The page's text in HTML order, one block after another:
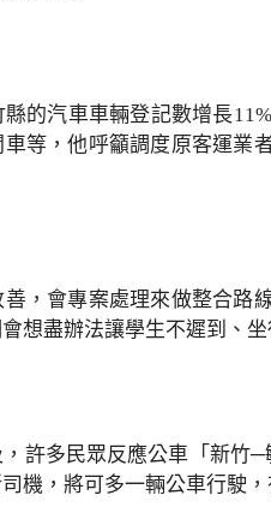
的汽車車輛登記數增長
等，他呼籲調度原客運業
，會專案處理來做整合路
想盡辦法讓學生不遲到、坐
許多民眾反應公車「新竹
機，將可多一輛公車行駛，